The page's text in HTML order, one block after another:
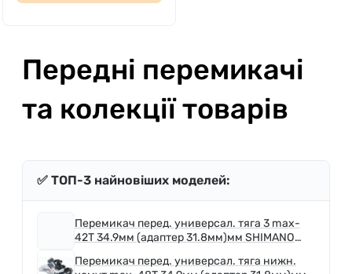
Передні перемикачі
та колекції товарів
✅ ТОП-3 найновіших моделей:
Перемикач перед. универсал. тяга 3 max-
42T 34.9мм (адаптер 31.8мм)мм SHIMANO
Перемикач перед. универсал. тяга нижн.